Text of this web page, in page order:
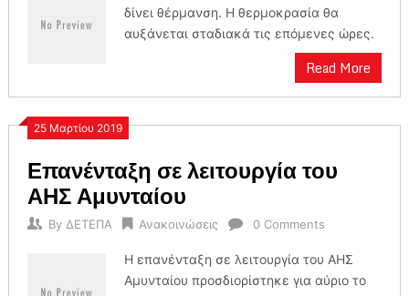
δίνει θέρμανση. Η θερμοκρασία θα
αυξάνεται σταδιακά τις επόμενες ώρες.
Read More
25 Μαρτίου 2019
Επανένταξη σε λειτουργία του
ΑΗΣ Αμυνταίου
By ΔΕΤΕΠΑ Ανακοινώσεις 0 Comments
H επανένταξη σε λειτουργία του ΑΗΣ
Αμυνταίου προσδιορίστηκε για αύριο το